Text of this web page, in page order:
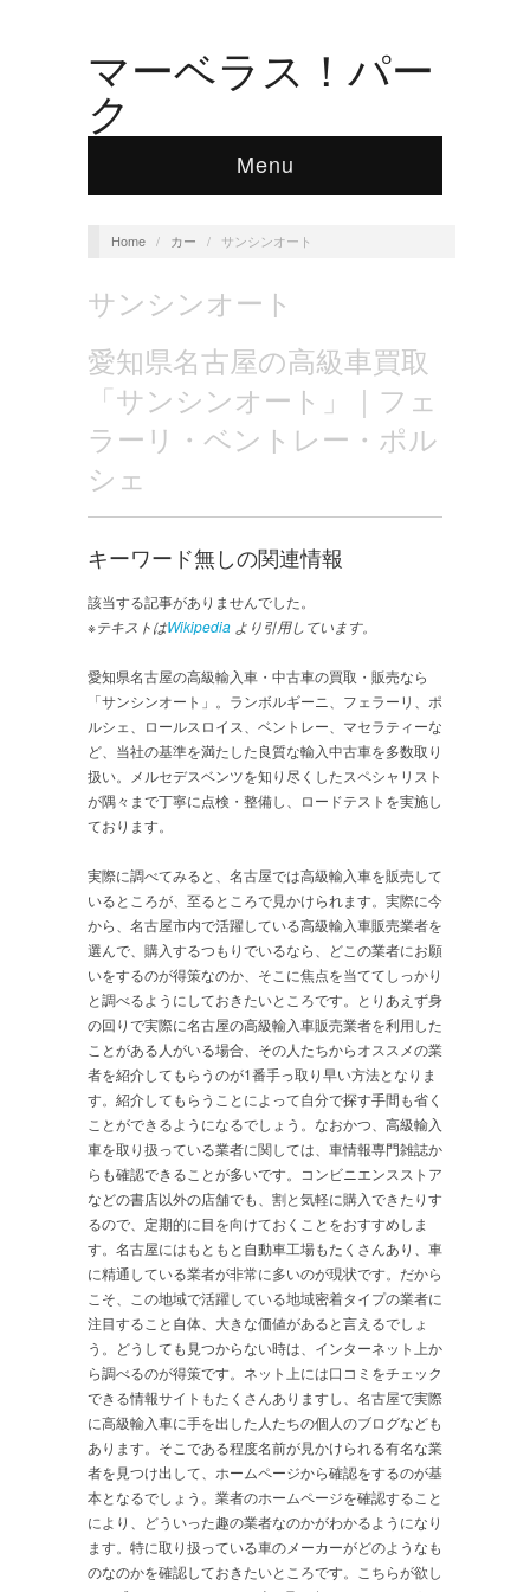
マーベラス！パー
ク
Menu
Home / カー / サンシンオート
サンシンオート
愛知県名古屋の高級車買取
「サンシンオート」｜フェ
ラーリ・ベントレー・ポル
シェ
キーワード無しの関連情報
該当する記事がありませんでした。
※テキストはWikipedia より引用しています。
愛知県名古屋の高級輸入車・中古車の買取・販売なら
「サンシンオート」。ランボルギーニ、フェラーリ、ポ
ルシェ、ロールスロイス、ベントレー、マセラティーな
ど、当社の基準を満たした良質な輸入中古車を多数取り
扱い。メルセデスベンツを知り尽くしたスペシャリスト
が隅々まで丁寧に点検・整備し、ロードテストを実施し
ております。
実際に調べてみると、名古屋では高級輸入車を販売して
いるところが、至るところで見かけられます。実際に今
から、名古屋市内で活躍している高級輸入車販売業者を
選んで、購入するつもりでいるなら、どこの業者にお願
いをするのが得策なのか、そこに焦点を当ててしっかり
と調べるようにしておきたいところです。とりあえず身
の回りで実際に名古屋の高級輸入車販売業者を利用した
ことがある人がいる場合、その人たちからオススメの業
者を紹介してもらうのが1番手っ取り早い方法となりま
す。紹介してもらうことによって自分で探す手間も省く
ことができるようになるでしょう。なおかつ、高級輸入
車を取り扱っている業者に関しては、車情報専門雑誌か
らも確認できることが多いです。コンビニエンスストア
などの書店以外の店舗でも、割と気軽に購入できたりす
るので、定期的に目を向けておくことをおすすめしま
す。名古屋にはもともと自動車工場もたくさんあり、車
に精通している業者が非常に多いのが現状です。だから
こそ、この地域で活躍している地域密着タイプの業者に
注目すること自体、大きな価値があると言えるでしょ
う。どうしても見つからない時は、インターネット上か
ら調べるのが得策です。ネット上には口コミをチェック
できる情報サイトもたくさんありますし、名古屋で実際
に高級輸入車に手を出した人たちの個人のブログなども
あります。そこである程度名前が見かけられる有名な業
者を見つけ出して、ホームページから確認をするのが基
本となるでしょう。業者のホームページを確認すること
により、どういった趣の業者なのかがわかるようになり
ます。特に取り扱っている車のメーカーがどのようなも
のなのかを確認しておきたいところです。こちらが欲し